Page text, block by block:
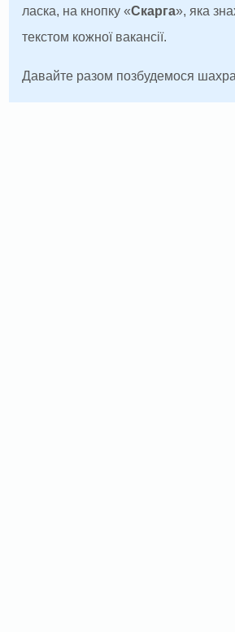
ласка, на кнопку «Скарга», яка
текстом кожної вакансії.
Давайте разом позбудемося